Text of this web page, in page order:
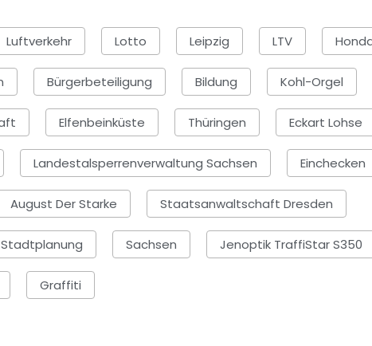
Luftverkehr Lotto Leipzig LTV
Bürgerbeteiligung Bildung Kohl-Orgel
Elfenbeinküste Thüringen Eckart Lohse
Landestalsperrenverwaltung Sachsen Einchecken
August Der Starke Staatsanwaltschaft Dresden
Stadtplanung Sachsen Jenoptik TraffiStar S350
Graffiti